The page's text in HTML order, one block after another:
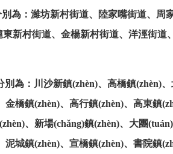
別為：濰坊新村街道、陸家嘴街道、周
新村街道、金楊新村街道、洋涇街道
別為：川沙新鎮(zhèn)、高橋鎮(zhèn)
金橋鎮(zhèn)、高行鎮(zhèn)、高東鎮
、新場(chǎng)鎮(zhèn)、大團
泥城鎮(zhèn)、宣橋鎮(zhèn)、書院鎮